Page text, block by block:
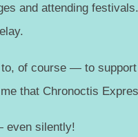
and attending
of course — to
that Chronoctis
even silently!